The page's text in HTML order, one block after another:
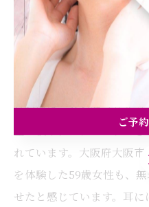
耳つぼ施術で自
へ
耳つぼで自然体にな
耳つぼは、薬やサプリメ
型の悩みにアプローチで
れています。大阪府大阪
を体験した59歳女性も、
せたと感じています。耳
ご予
ご予